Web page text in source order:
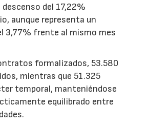
descenso del 17,22%
aunque representa un
3,77% frente al mismo mes
formalizados, 53.580
mientras que 51.325
temporal, manteniéndose
equilibrado entre